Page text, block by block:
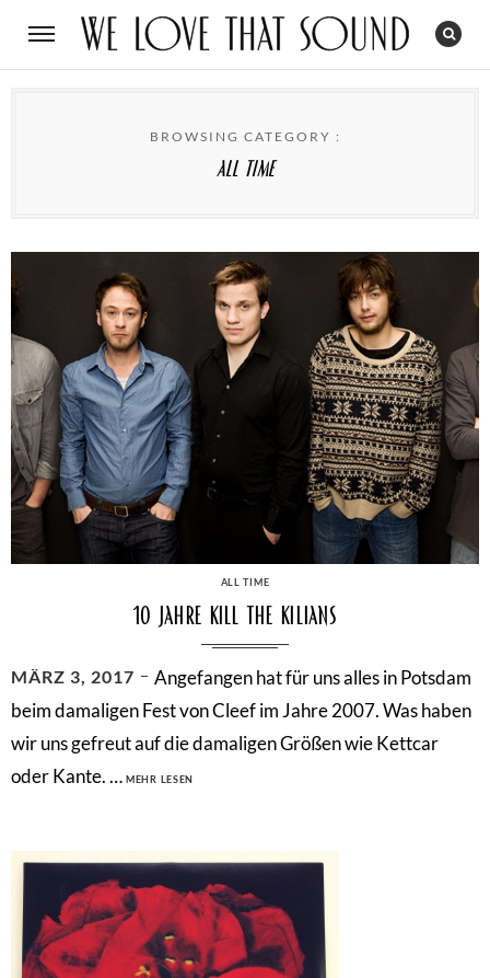
BROWSING CATEGORY :
ALL TIME
CATEGORIES
ALL TIME
10 Jahre Kill The Kilians
POSTED
ON
MÄRZ 3, 2017
Angefangen hat für uns alles in Potsdam
beim damaligen Fest von Cleef im Jahre 2007. Was haben
wir uns gefreut auf die damaligen Größen wie Kettcar
oder Kante. … MEHR LESEN